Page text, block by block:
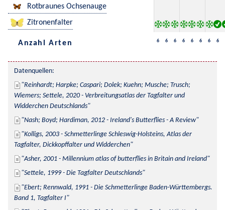
Rotbraunes Ochsenauge
Zitronenfalter
Anzahl Arten 6 6 6 6 6 6 6 6
Datenquellen:
Reinhardt; Harpke; Caspari; Dolek; Kuehn; Musche; Trusch;
Wiemers; Settele, 2020 - Verbreitungsatlas der Tagfalter und
Widderchen Deutschlands
Nash; Boyd; Hardiman, 2012 - Ireland's Butterflies - A Review
Kolligs, 2003 - Schmetterlinge Schleswig-Holsteins, Atlas der
Tagfalter, Dickkopffalter und Widderchen
Asher, 2001 - Millennium atlas of butterflies in Britain and Ireland
Settele, 1999 - Die Tagfalter Deutschlands
Ebert; Rennwald, 1991 - Die Schmetterlinge Baden-Württembergs.
Band 1, Tagfalter I